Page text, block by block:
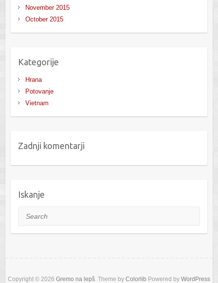
November 2015
October 2015
Kategorije
Hrana
Potovanje
Vietnam
Zadnji komentarji
Iskanje
Search
Copyright © 2026 Gremo na lepš. Theme by Colorlib Powered by WordPress